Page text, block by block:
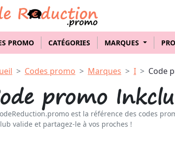
PROMO CATÉGORIES MARQUES
Codes promo Marques I Code
promo
est la référence des codes
valide et partagez-le à vos proches !